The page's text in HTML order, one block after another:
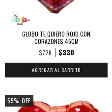
GLOBO TE QUIERO ROJO CON
CORAZONES 45CM
$726
$330
55% OFF